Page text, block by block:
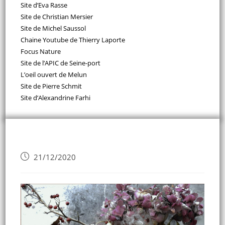
Site d’Eva Rasse
Site de Christian Mersier
Site de Michel Saussol
Chaine Youtube de Thierry Laporte
Focus Nature
Site de l’APIC de Seine-port
L’oeil ouvert de Melun
Site de Pierre Schmit
Site d’Alexandrine Farhi
21/12/2020